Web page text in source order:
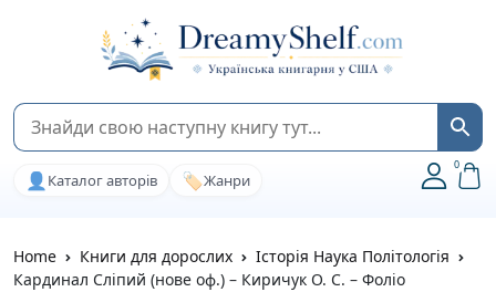
👤 Каталог авторів 🏷️Жанри
0
Home Книги для дорослих
Історія Наука Політологія
Кардинал Сліпий (нове оф.) – Киричук О. С. – Фоліо